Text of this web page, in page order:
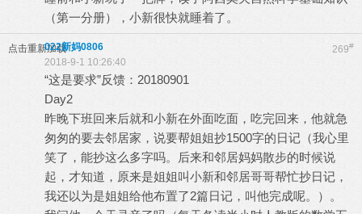
（第一分册），小新很快就睡着了。
点击重新加载 269#
022新妈0806
2018-9-1 10:26:40
“这是要求”反馈：20180901
Day2
昨晚下班回来后就和小新在外面吃面，吃完回来，他就急
匆匆的要去邻居家，说要帮姐姐抄1500字的日记（我心里
笑了，能抄这么多字吗。后来和邻居妈妈散步的时候说
起，才知道，原来是姐姐叫小新和邻居哥哥帮忙抄日记，
我还以为是姐姐给他布置了2篇日记，叫他完成呢。）。